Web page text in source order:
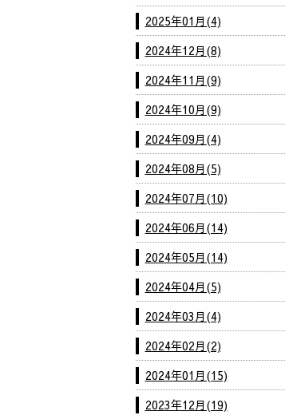
2025年01月(4)
2024年12月(8)
2024年11月(9)
2024年10月(9)
2024年09月(4)
2024年08月(5)
2024年07月(10)
2024年06月(14)
2024年05月(14)
2024年04月(5)
2024年03月(4)
2024年02月(2)
2024年01月(15)
2023年12月(19)